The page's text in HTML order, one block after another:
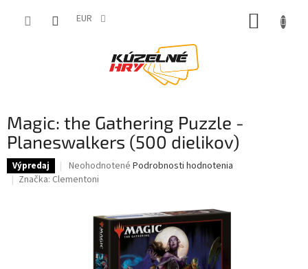
EUR
Magic: the Gathering Puzzle -
Planeswalkers (500 dielikov)
Výpredaj
Priemerné
hodnotenie
hviezdičiek.
Neohodnotené Podrobnosti hodnotenia
Značka: Clementoni